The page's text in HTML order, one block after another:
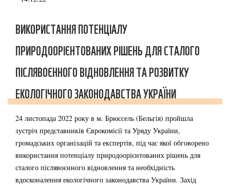
ВИКОРИСТАННЯ ПОТЕНЦІАЛУ
ПРИРОДООРІЄНТОВАНИХ РІШЕНЬ ДЛЯ СТАЛОГО
ПІСЛЯВОЄННОГО ВІДНОВЛЕННЯ ТА РОЗВИТКУ
ЕКОЛОГІЧНОГО ЗАКОНОДАВСТВА УКРАЇНИ
24 листопада 2022 року в м. Брюссель (Бельгія) пройшла
зустріч представників Єврокомісії та Уряду України,
громадських організацій та експертів, під час якої обговорено
використання потенціалу природоорієнтованих рішень для
сталого післявоєнного відновлення та необхідність
вдосконалення екологічного законодавства України. Захід